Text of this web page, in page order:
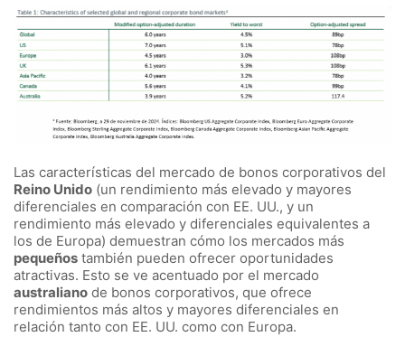
Las características del mercado de bonos corporativos del
Reino Unido (un rendimiento más elevado y mayores
diferenciales en comparación con EE. UU., y un
rendimiento más elevado y diferenciales equivalentes a
los de Europa) demuestran cómo los mercados más
pequeños también pueden ofrecer oportunidades
atractivas. Esto se ve acentuado por el mercado
australiano de bonos corporativos, que ofrece
rendimientos más altos y mayores diferenciales en
relación tanto con EE. UU. como con Europa.